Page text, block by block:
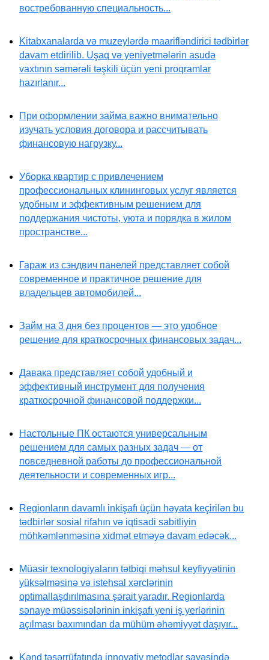
востребованную специальность...
Kitabxanalarda və muzeylərdə maarifləndirici tədbirlər
davam etdirilib. Uşaq və yeniyetmələrin asudə
vaxtının səmərəli təşkili üçün yeni proqramlar
hazırlanır...
При оформлении займа важно внимательно
изучать условия договора и рассчитывать
финансовую нагрузку...
Уборка квартир с привлечением
профессиональных клининговых услуг является
удобным и эффективным решением для
поддержания чистоты, уюта и порядка в жилом
пространстве...
Гараж из сэндвич панелей представляет собой
современное и практичное решение для
владельцев автомобилей...
Займ на 3 дня без процентов — это удобное
решение для краткосрочных финансовых задач...
Давака представляет собой удобный и
эффективный инструмент для получения
краткосрочной финансовой поддержки...
Настольные ПК остаются универсальным
решением для самых разных задач — от
повседневной работы до профессиональной
деятельности и современных игр...
Regionların davamlı inkişafı üçün həyata keçirilən bu
tədbirlər sosial rifahın və iqtisadi sabitliyin
möhkəmlənməsinə xidmət etməyə davam edəcək...
Müasir texnologiyaların tətbiqi məhsul keyfiyyətinin
yüksəlməsinə və istehsal xərclərinin
optimallaşdırılmasına şərait yaradır. Regionlarda
sənaye müəssisələrinin inkişafı yeni iş yerlərinin
açılması baxımından da mühüm əhəmiyyət daşıyır...
Kənd təsərrüfatında innovativ metodlar sayəsində